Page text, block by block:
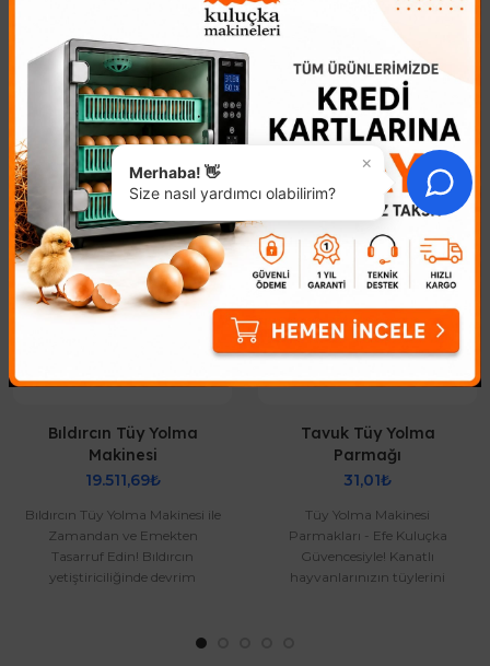
Benzer Ürünler
Bıldırcın Tüy Yolma
Makinesi
19.511,69₺
Bıldırcın Tüy Yolma Makinesi ile
Zamandan ve Emekten
Tasarruf Edin! Bıldırcın
yetiştiriciliğinde devrim
Tavuk Tüy Yolma
Parmağı
31,01₺
Tüy Yolma Makinesi
Parmakları - Efe Kuluçka
Güvencesiyle! Kanatlı
hayvanlarınızın tüylerini
×
Merhaba! 👋
Size nasıl yardımcı olabilirim?